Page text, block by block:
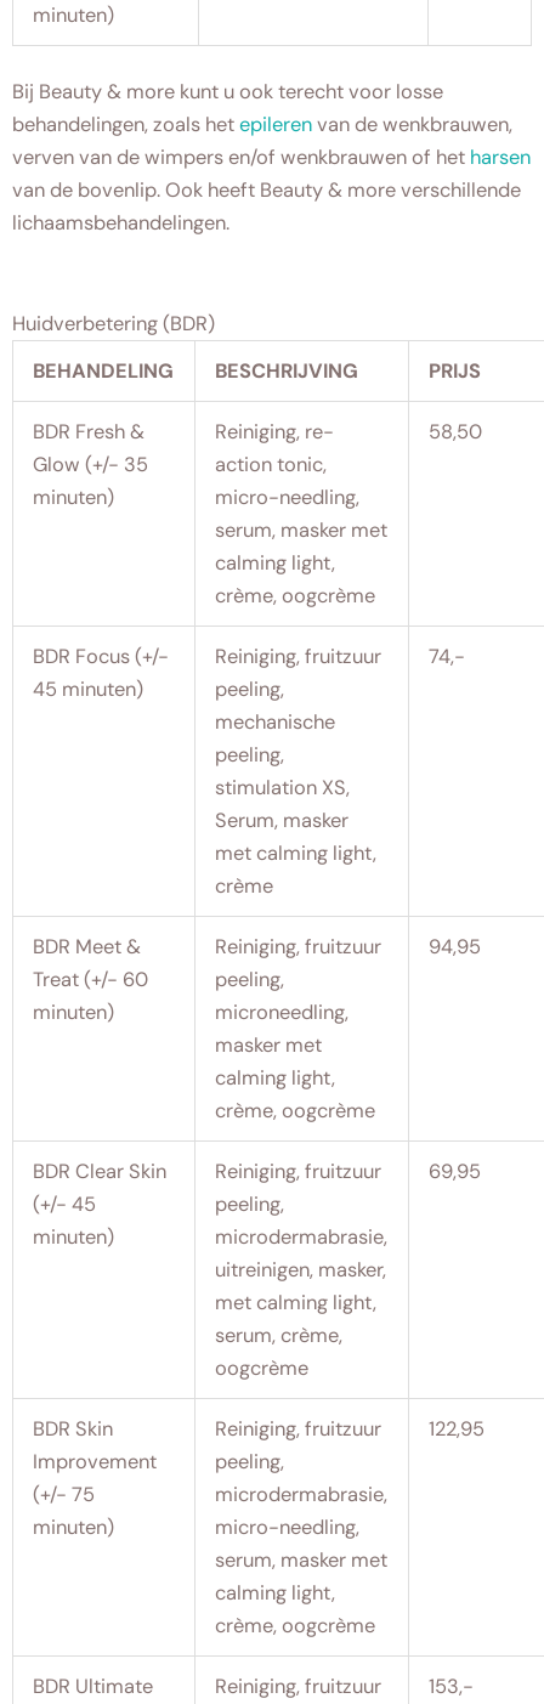
minuten)
Bij Beauty & more kunt u ook terecht voor losse
behandelingen, zoals hetepilerenvan de wenkbrauwen,
verven van de wimpers en/of wenkbrauwen of het harsen
van de bovenlip. Ook heeft Beauty & more verschillende
lichaamsbehandelingen.
Huidverbetering (BDR)
BEHANDELING
BESCHRIJVING PRIJS
BDR Fresh &
Glow (+/- 35
minuten)
Reiniging, re-
action tonic,
micro-needling,
serum, masker met
calming light,
crème, oogcrème
58,50
BDR Focus (+/-
45 minuten)
Reiniging, fruitzuur
peeling,
mechanische
peeling,
stimulation XS,
Serum, masker
met calming light,
crème
74,-
BDR Meet &
Treat (+/- 60
minuten)
Reiniging, fruitzuur
peeling,
microneedling,
masker met
calming light,
crème, oogcrème
94,95
BDR Clear Skin
(+/- 45
minuten)
Reiniging, fruitzuur
peeling,
microdermabrasie,
uitreinigen, masker,
met calming light,
serum, crème,
oogcrème
69,95
BDR Skin
Improvement
(+/- 75
minuten)
Reiniging, fruitzuur
peeling,
microdermabrasie,
micro-needling,
serum, masker met
calming light,
crème, oogcrème
122,95
BDR Ultimate
Reiniging, fruitzuur
153,-